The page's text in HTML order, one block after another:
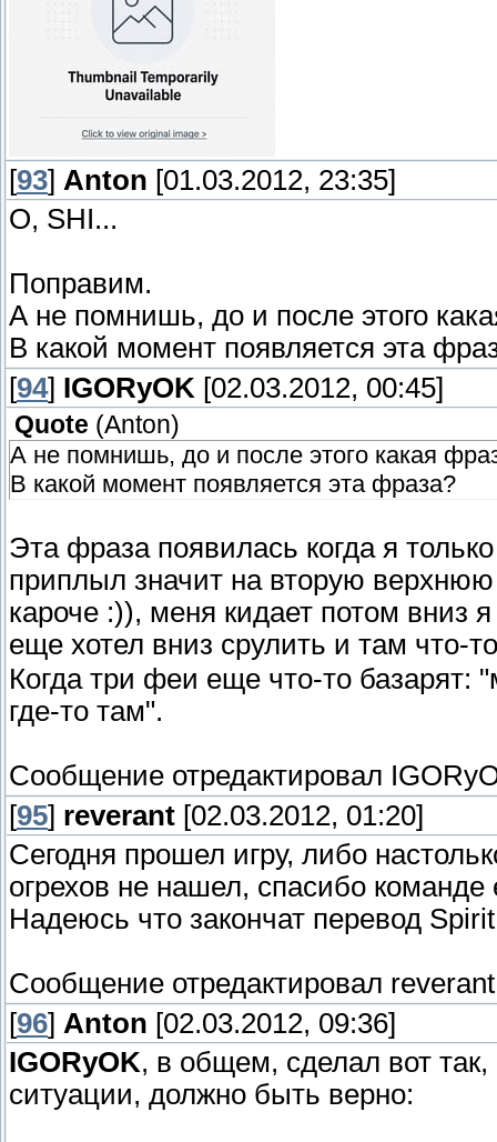
[93] Anton [01.03.2012, 23:35]
O, SHI...
Поправим.
А не помнишь, до и после этого
В какой момент появляется эта
[94] IGORyOK [02.03.2012, 00:45]
Quote (Anton)
А не помнишь, до и после этого какая
В какой момент появляется эта фраза?
Эта фраза появилась когда я
приплыл значит на вторую
кароче :)), меня кидает потом вниз
еще хотел вниз срулить и там что-
Когда три феи еще что-то базарят:
где-то там".
Сообщение отредактировал
[95] reverant [02.03.2012, 01:20]
Сегодня прошел игру, либо
огрехов не нашел, спасибо
Надеюсь что закончат перевод
Сообщение отредактировал reverant
[96] Anton [02.03.2012, 09:36]
IGORyOK, в общем, сделал вот
ситуации, должно быть верно: